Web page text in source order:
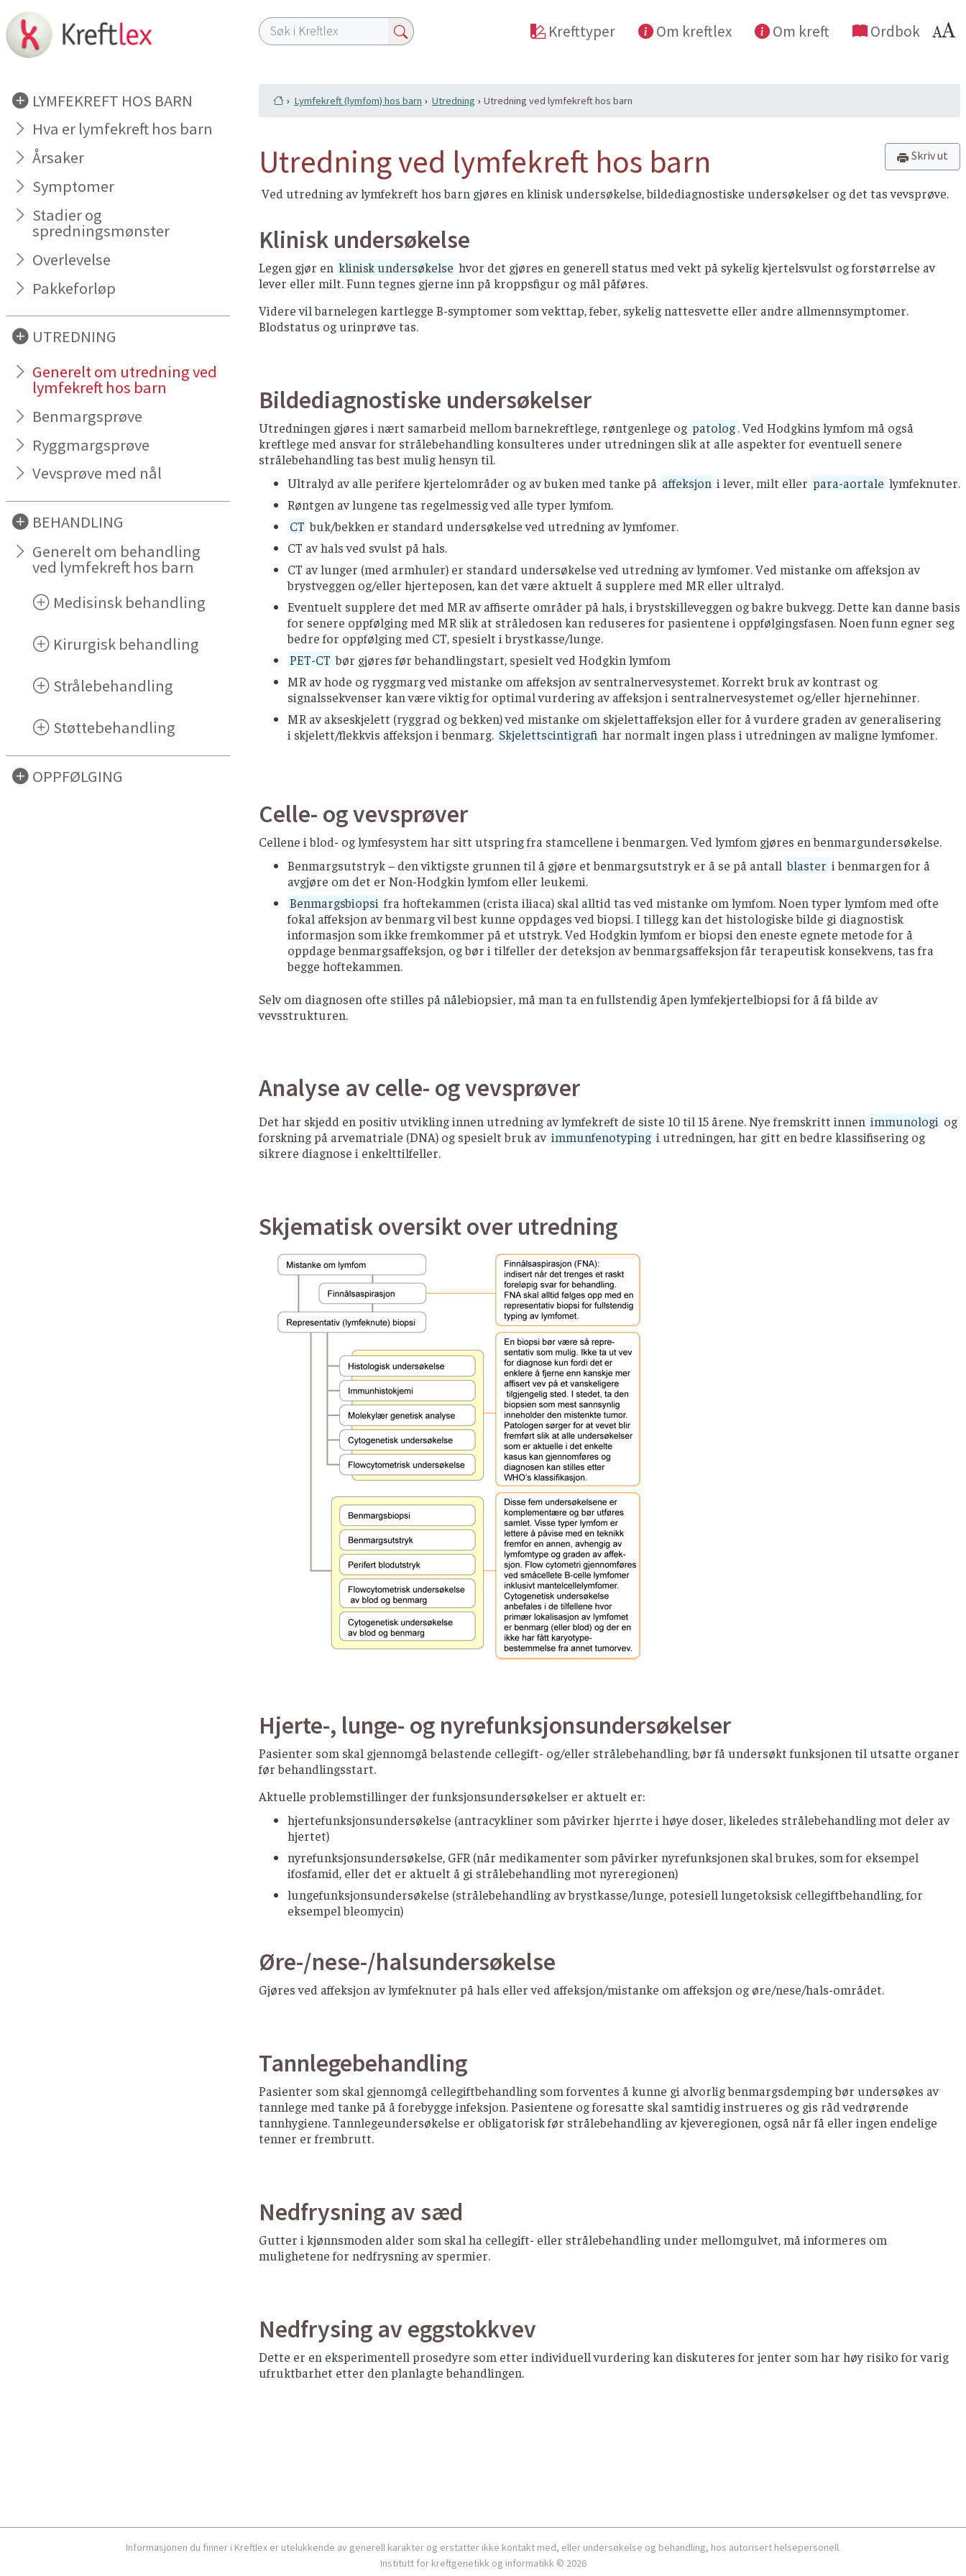
LYMFEKREFT HOS BARN
Hva er lymfekreft hos barn
Årsaker
Symptomer
Stadier og
spredningsmønster
Overlevelse
Pakkeforløp
UTREDNING
Generelt om utredning ved
lymfekreft hos barn
Benmargsprøve
Ryggmargsprøve
Vevsprøve med nål
BEHANDLING
Generelt om behandling
ved lymfekreft hos barn
Medisinsk behandling
Kirurgisk behandling
Strålebehandling
Støttebehandling
OPPFØLGING
Krefttyper Om kreftlex Om kreft Ordbok
Lymfekreft (lymfom) hos barn Utredning Utredning ved lymfekreft hos barn
Skriv ut
Utredning ved lymfekreft hos barn
Ved utredning av lymfekreft hos barn gjøres en klinisk undersøkelse, bildediagnostiske undersøkelser og det tas vevsprøve.
Klinisk undersøkelse
Legen gjør en klinisk undersøkelse hvor det gjøres en generell status med vekt på sykelig kjertelsvulst og forstørrelse av
lever eller milt. Funn tegnes gjerne inn på kroppsfigur og mål påføres.
Videre vil barnelegen kartlegge B-symptomer som vekttap, feber, sykelig nattesvette eller andre allmennsymptomer.
Blodstatus og urinprøve tas.
Bildediagnostiske undersøkelser
Utredningen gjøres i nært samarbeid mellom barnekreftlege, røntgenlege og patolog. Ved Hodgkins lymfom må også
kreftlege med ansvar for strålebehandling konsulteres under utredningen slik at alle aspekter for eventuell senere
strålebehandling tas best mulig hensyn til.
Ultralyd av alle perifere kjertelområder og av buken med tanke på affeksjon i lever, milt eller para-aortale lymfeknuter.
Røntgen av lungene tas regelmessig ved alle typer lymfom.
CT buk/bekken er standard undersøkelse ved utredning av lymfomer.
CT av hals ved svulst på hals.
CT av lunger (med armhuler) er standard undersøkelse ved utredning av lymfomer. Ved mistanke om affeksjon av
brystveggen og/eller hjerteposen, kan det være aktuelt å supplere med MR eller ultralyd.
Eventuelt supplere det med MR av affiserte områder på hals, i brystskilleveggen og bakre bukvegg. Dette kan danne basis
for senere oppfølging med MR slik at stråledosen kan reduseres for pasientene i oppfølgingsfasen. Noen funn egner seg
bedre for oppfølging med CT, spesielt i brystkasse/lunge.
PET-CT bør gjøres før behandlingstart, spesielt ved Hodgkin lymfom
MR av hode og ryggmarg ved mistanke om affeksjon av sentralnervesystemet. Korrekt bruk av kontrast og
signalssekvenser kan være viktig for optimal vurdering av affeksjon i sentralnervesystemet og/eller hjernehinner.
MR av akseskjelett (ryggrad og bekken) ved mistanke om skjelettaffeksjon eller for å vurdere graden av generalisering
i skjelett/flekkvis affeksjon i benmarg. Skjelettscintigrafi har normalt ingen plass i utredningen av maligne lymfomer.
Celle- og vevsprøver
Cellene i blod- og lymfesystem har sitt utspring fra stamcellene i benmargen. Ved lymfom gjøres en benmargundersøkelse.
Benmargsutstryk – den viktigste grunnen til å gjøre et benmargsutstryk er å se på antall blaster i benmargen for å
avgjøre om det er Non-Hodgkin lymfom eller leukemi.
Benmargsbiopsi fra hoftekammen (crista iliaca) skal alltid tas ved mistanke om lymfom. Noen typer lymfom med ofte
fokal affeksjon av benmarg vil best kunne oppdages ved biopsi. I tillegg kan det histologiske bilde gi diagnostisk
informasjon som ikke fremkommer på et utstryk. Ved Hodgkin lymfom er biopsi den eneste egnete metode for å
oppdage benmargsaffeksjon, og bør i tilfeller der deteksjon av benmargsaffeksjon får terapeutisk konsekvens, tas fra
begge hoftekammen.
Selv om diagnosen ofte stilles på nålebiopsier, må man ta en fullstendig åpen lymfekjertelbiopsi for å få bilde av
vevsstrukturen.
Analyse av celle- og vevsprøver
Det har skjedd en positiv utvikling innen utredning av lymfekreft de siste 10 til 15 årene. Nye fremskritt innen immunologi og
forskning på arvematriale (DNA) og spesielt bruk av immunfenotyping i utredningen, har gitt en bedre klassifisering og
sikrere diagnose i enkelttilfeller.
Skjematisk oversikt over utredning
Hjerte-, lunge- og nyrefunksjonsundersøkelser
Pasienter som skal gjennomgå belastende cellegift- og/eller strålebehandling, bør få undersøkt funksjonen til utsatte organer
før behandlingsstart.
Aktuelle problemstillinger der funksjonsundersøkelser er aktuelt er:
hjertefunksjonsundersøkelse (antracykliner som påvirker hjerrte i høye doser, likeledes strålebehandling mot deler av
hjertet)
nyrefunksjonsundersøkelse, GFR (når medikamenter som påvirker nyrefunksjonen skal brukes, som for eksempel
ifosfamid, eller det er aktuelt å gi strålebehandling mot nyreregionen)
lungefunksjonsundersøkelse (strålebehandling av brystkasse/lunge, potesiell lungetoksisk cellegiftbehandling, for
eksempel bleomycin)
Øre-/nese-/halsundersøkelse
Gjøres ved affeksjon av lymfeknuter på hals eller ved affeksjon/mistanke om affeksjon og øre/nese/hals-området.
Tannlegebehandling
Pasienter som skal gjennomgå cellegiftbehandling som forventes å kunne gi alvorlig benmargsdemping bør undersøkes av
tannlege med tanke på å forebygge infeksjon. Pasientene og foresatte skal samtidig instrueres og gis råd vedrørende
tannhygiene. Tannlegeundersøkelse er obligatorisk før strålebehandling av kjeveregionen, også når få eller ingen endelige
tenner er frembrutt.
Nedfrysning av sæd
Gutter i kjønnsmoden alder som skal ha cellegift- eller strålebehandling under mellomgulvet, må informeres om
mulighetene for nedfrysning av spermier.
Nedfrysing av eggstokkvev
Dette er en eksperimentell prosedyre som etter individuell vurdering kan diskuteres for jenter som har høy risiko for varig
ufruktbarhet etter den planlagte behandlingen.
Informasjonen du finner i Kreftlex er utelukkende av generell karakter og erstatter ikke kontakt med, eller undersøkelse og behandling, hos autorisert helsepersonell.
Institutt for kreftgenetikk og informatikk © 2026